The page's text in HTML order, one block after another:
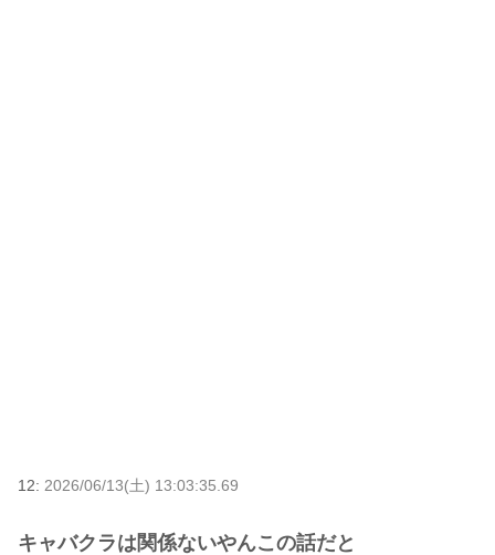
12: 2026/06/13(土) 13:03:35.69
キャバクラは関係ないやんこの話だと